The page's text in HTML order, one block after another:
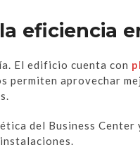
eficiencia
El edificio cuenta con
permiten aprovechar
del Business Center